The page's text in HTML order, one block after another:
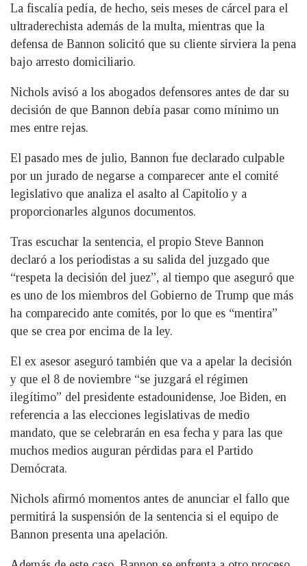
La fiscalía pedía, de hecho, seis meses de cárcel para el
ultraderechista además de la multa, mientras que la
defensa de Bannon solicitó que su cliente sirviera la pena
bajo arresto domiciliario.
Nichols avisó a los abogados defensores antes de dar su
decisión de que Bannon debía pasar como mínimo un
mes entre rejas.
El pasado mes de julio, Bannon fue declarado culpable
por un jurado de negarse a comparecer ante el comité
legislativo que analiza el asalto al Capitolio y a
proporcionarles algunos documentos.
Tras escuchar la sentencia, el propio Steve Bannon
declaró a los periodistas a su salida del juzgado que
“respeta la decisión del juez”, al tiempo que aseguró que
es uno de los miembros del Gobierno de Trump que más
ha comparecido ante comités, por lo que es “mentira”
que se crea por encima de la ley.
El ex asesor aseguró también que va a apelar la decisión
y que el 8 de noviembre “se juzgará el régimen
ilegítimo” del presidente estadounidense, Joe Biden, en
referencia a las elecciones legislativas de medio
mandato, que se celebrarán en esa fecha y para las que
muchos medios auguran pérdidas para el Partido
Demócrata.
Nichols afirmó momentos antes de anunciar el fallo que
permitirá la suspensión de la sentencia si el equipo de
Bannon presenta una apelación.